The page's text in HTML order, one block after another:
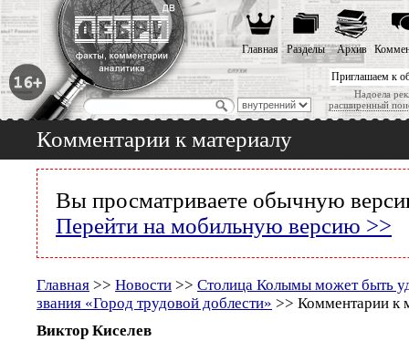
Приглашаем к
Надоела
расширенный
Главная Разделы Архив
Комментарии к материалу
Вы просматриваете обычную
Перейти на мобильную версию >>
Главная >> Новости >> Столица Колымы может быть
звания «Город трудовой доблести» >> Комментарии к
Виктор Киселев